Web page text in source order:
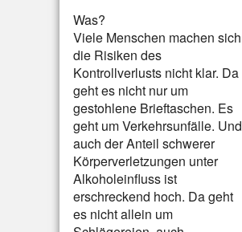
Was?
Viele Menschen machen sich
die Risiken des
Kontrollverlusts nicht klar. Da
geht es nicht nur um
gestohlene Brieftaschen. Es
geht um Verkehrsunfälle. Und
auch der Anteil schwerer
Körperverletzungen unter
Alkoholeinfluss ist
erschreckend hoch. Da geht
es nicht allein um